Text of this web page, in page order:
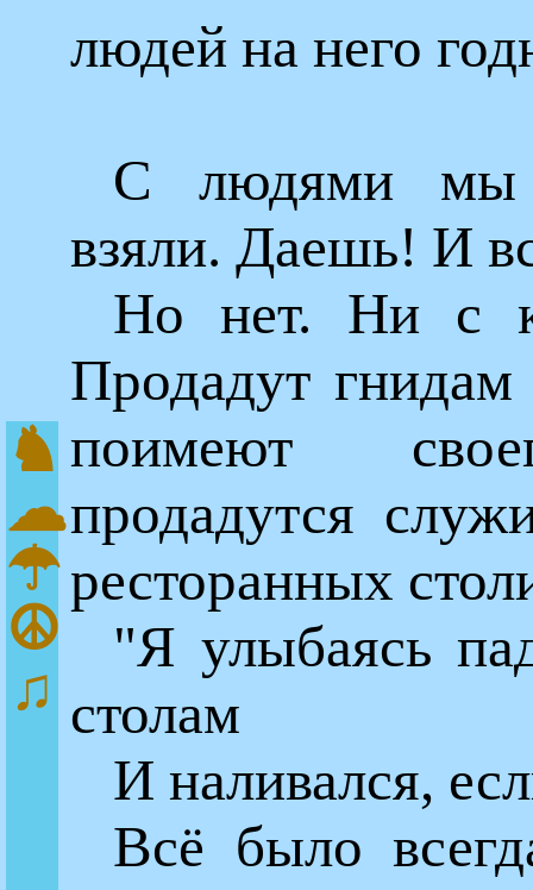
♞
☁
☂
☮
♫
людей на него
С людями мы
взяли. Даешь! И
Но нет. Ни с
Продадут
поимеют
продадутся
ресторанных
"Я улыбаясь
столам
И наливался,
Всё было